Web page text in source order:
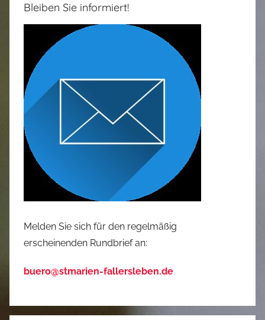
Bleiben Sie informiert!
Melden Sie sich für den regelmäßig
erscheinenden Rundbrief an:
buero@stmarien-fallersleben.de